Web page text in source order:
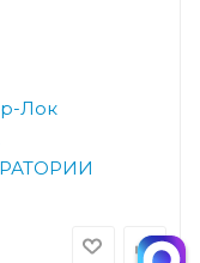
Лок